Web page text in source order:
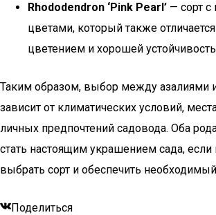
Rhododendron ‘Pink Pearl’ — сорт
цветами, который также
цветением и хорошей
Таким образом, выбор между азалиями
зависит от климатических условий,
личных предпочтений садовода. Оба
стать настоящим украшением сада, если
выбрать сорт и обеспечить
Поделиться